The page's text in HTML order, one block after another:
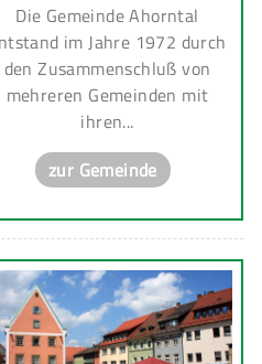
Die Gemeinde Ahorntal
im Jahre 1972 durch
den Zusammenschluß von
mehreren Gemeinden mit
ihren...
zur Gemeinde